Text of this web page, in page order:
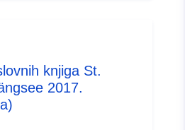
knjiga St.
2017.